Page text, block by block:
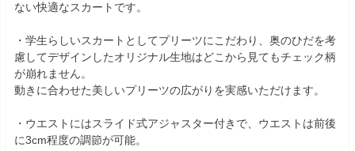
ない快適なスカートです。
・学生らしいスカートとしてプリーツにこだわり、奥のひだを考
慮してデザインしたオリジナル生地はどこから見てもチェック柄
が崩れません。
動きに合わせた美しいプリーツの広がりを実感いただけます。
・ウエストにはスライド式アジャスター付きで、ウエストは前後
に3cm程度の調節が可能。